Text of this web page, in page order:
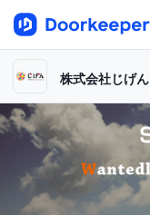
株式会社じげん